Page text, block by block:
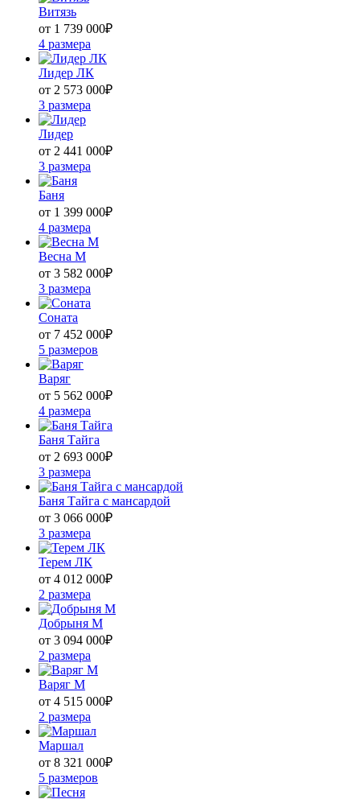
Витязь
от 1 739 000₽
4 размера
Лидер ЛК
от 2 573 000₽
3 размера
Лидер
от 2 441 000₽
3 размера
Баня
от 1 399 000₽
4 размера
Весна М
от 3 582 000₽
3 размера
Соната
от 7 452 000₽
5 размеров
Варяг
от 5 562 000₽
4 размера
Баня Тайга
от 2 693 000₽
3 размера
Баня Тайга с мансардой
от 3 066 000₽
3 размера
Терем ЛК
от 4 012 000₽
2 размера
Добрыня М
от 3 094 000₽
2 размера
Варяг М
от 4 515 000₽
2 размера
Маршал
от 8 321 000₽
5 размеров